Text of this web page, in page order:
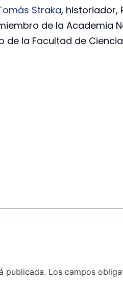
Straka, historiador,
de la Academia
de la Facultad de
publicada. Los campos